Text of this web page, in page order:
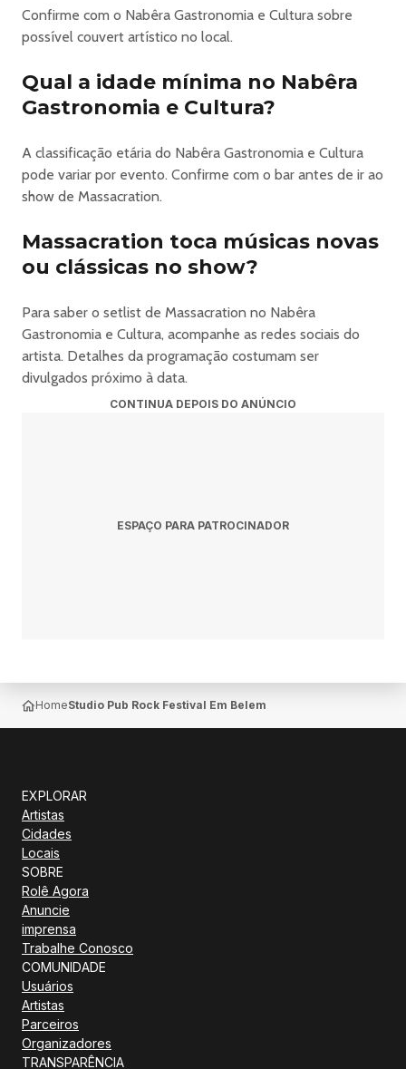
Confirme com o Nabêra Gastronomia e Cultura sobre
possível couvert artístico no local.
Qual a idade mínima no Nabêra
Gastronomia e Cultura?
A classificação etária do Nabêra Gastronomia e Cultura
pode variar por evento. Confirme com o bar antes de ir ao
show de Massacration.
Massacration toca músicas novas
ou clássicas no show?
Para saber o setlist de Massacration no Nabêra
Gastronomia e Cultura, acompanhe as redes sociais do
artista. Detalhes da programação costumam ser
divulgados próximo à data.
CONTINUA DEPOIS DO ANÚNCIO
ESPAÇO PARA PATROCINADOR
HomeStudio Pub Rock Festival Em Belem
EXPLORAR
Artistas
Cidades
Locais
SOBRE
Rolê Agora
Anuncie
imprensa
Trabalhe Conosco
COMUNIDADE
Usuários
Artistas
Parceiros
Organizadores
TRANSPARÊNCIA